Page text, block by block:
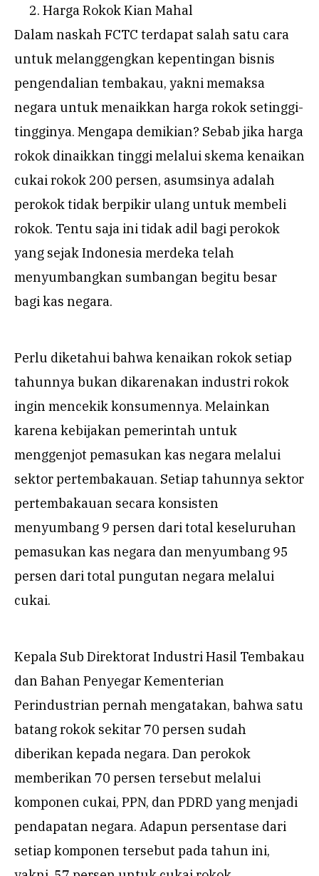
Harga Rokok Kian Mahal
Dalam naskah FCTC terdapat salah satu cara
untuk melanggengkan kepentingan bisnis
pengendalian tembakau, yakni memaksa
negara untuk menaikkan harga rokok setinggi-
tingginya. Mengapa demikian? Sebab jika harga
rokok dinaikkan tinggi melalui skema kenaikan
cukai rokok 200 persen, asumsinya adalah
perokok tidak berpikir ulang untuk membeli
rokok. Tentu saja ini tidak adil bagi perokok
yang sejak Indonesia merdeka telah
menyumbangkan sumbangan begitu besar
bagi kas negara.
Perlu diketahui bahwa kenaikan rokok setiap
tahunnya bukan dikarenakan industri rokok
ingin mencekik konsumennya. Melainkan
karena kebijakan pemerintah untuk
menggenjot pemasukan kas negara melalui
sektor pertembakauan. Setiap tahunnya sektor
pertembakauan secara konsisten
menyumbang 9 persen dari total keseluruhan
pemasukan kas negara dan menyumbang 95
persen dari total pungutan negara melalui
cukai.
Kepala Sub Direktorat Industri Hasil Tembakau
dan Bahan Penyegar Kementerian
Perindustrian pernah mengatakan, bahwa satu
batang rokok sekitar 70 persen sudah
diberikan kepada negara. Dan perokok
memberikan 70 persen tersebut melalui
komponen cukai, PPN, dan PDRD yang menjadi
pendapatan negara. Adapun persentase dari
setiap komponen tersebut pada tahun ini,